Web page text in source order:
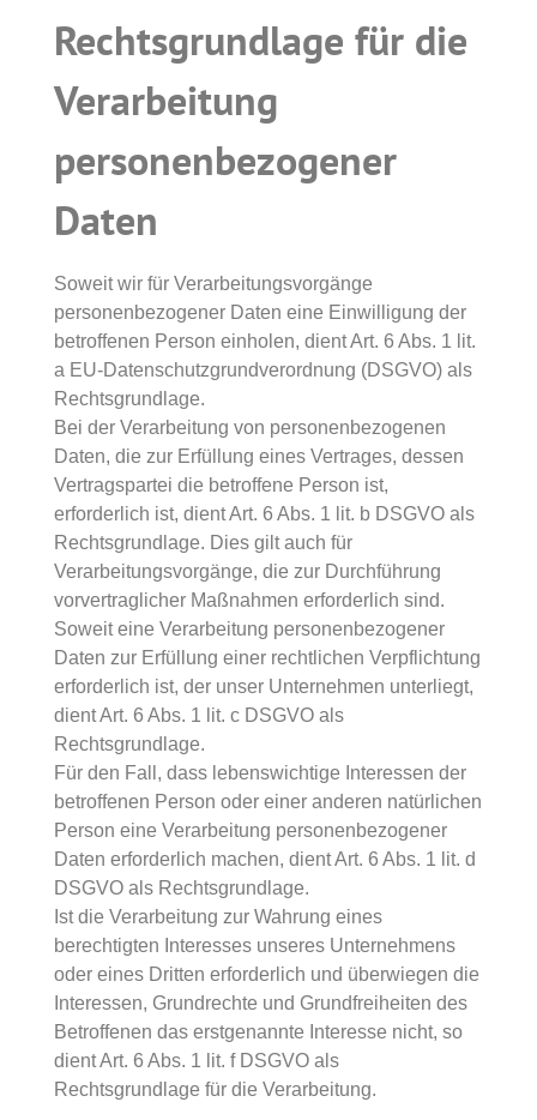
Rechtsgrundlage für die
Verarbeitung
personenbezogener
Daten
Soweit wir für Verarbeitungsvorgänge
personenbezogener Daten eine Einwilligung der
betroffenen Person einholen, dient Art. 6 Abs. 1 lit.
a EU-Datenschutzgrundverordnung (DSGVO) als
Rechtsgrundlage.
Bei der Verarbeitung von personenbezogenen
Daten, die zur Erfüllung eines Vertrages, dessen
Vertragspartei die betroffene Person ist,
erforderlich ist, dient Art. 6 Abs. 1 lit. b DSGVO als
Rechtsgrundlage. Dies gilt auch für
Verarbeitungsvorgänge, die zur Durchführung
vorvertraglicher Maßnahmen erforderlich sind.
Soweit eine Verarbeitung personenbezogener
Daten zur Erfüllung einer rechtlichen Verpflichtung
erforderlich ist, der unser Unternehmen unterliegt,
dient Art. 6 Abs. 1 lit. c DSGVO als
Rechtsgrundlage.
Für den Fall, dass lebenswichtige Interessen der
betroffenen Person oder einer anderen natürlichen
Person eine Verarbeitung personenbezogener
Daten erforderlich machen, dient Art. 6 Abs. 1 lit. d
DSGVO als Rechtsgrundlage.
Ist die Verarbeitung zur Wahrung eines
berechtigten Interesses unseres Unternehmens
oder eines Dritten erforderlich und überwiegen die
Interessen, Grundrechte und Grundfreiheiten des
Betroffenen das erstgenannte Interesse nicht, so
dient Art. 6 Abs. 1 lit. f DSGVO als
Rechtsgrundlage für die Verarbeitung.